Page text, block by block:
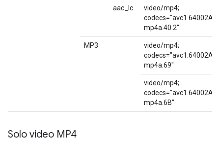
aac_lc
video/mp4;
codecs="avc1.64002A,
mp4a.40.2"
MP3
video/mp4;
codecs="avc1.64002A,
mp4a.69"
video/mp4;
codecs="avc1.64002A,
mp4a.6B"
Solo video MP4